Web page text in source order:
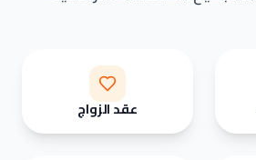
عقد الزواج